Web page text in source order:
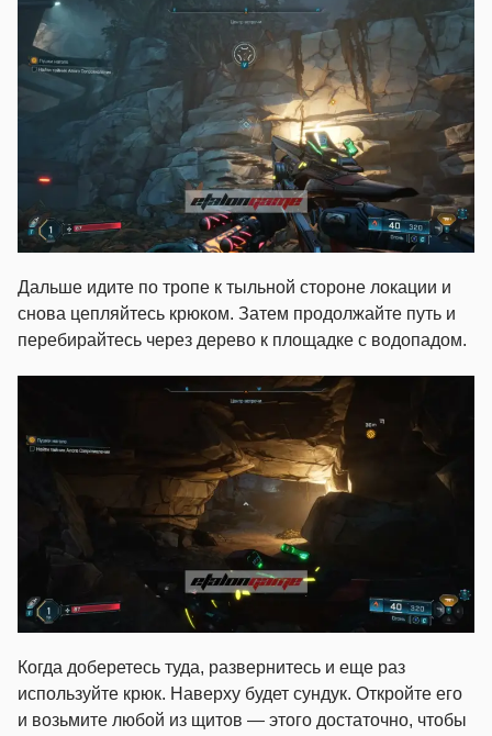
Дальше идите по тропе к тыльной стороне локации и
снова цепляйтесь крюком. Затем продолжайте путь и
перебирайтесь через дерево к площадке с водопадом.
Когда доберетесь туда, развернитесь и еще раз
используйте крюк. Наверху будет сундук. Откройте его
и возьмите любой из щитов — этого достаточно, чтобы